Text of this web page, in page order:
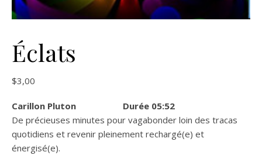
Éclats
$3,00
Carillon Pluton Durée 05:52
De précieuses minutes pour vagabonder loin des tracas
quotidiens et revenir pleinement rechargé(e) et
énergisé(e).